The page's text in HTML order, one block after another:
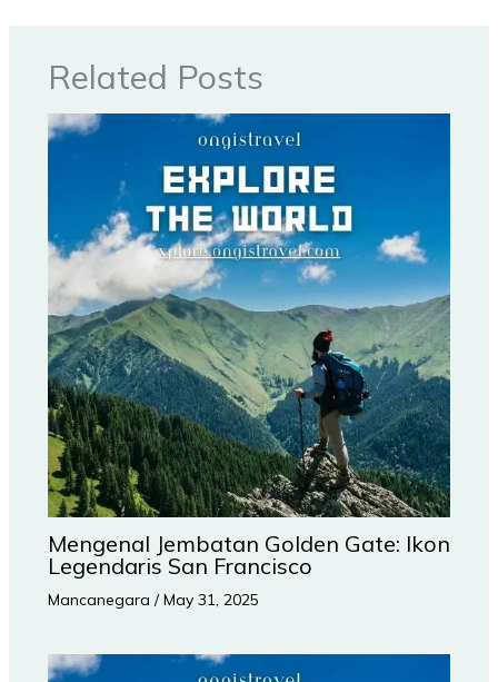
Related Posts
Mengenal Jembatan Golden Gate: Ikon
Legendaris San Francisco
Mancanegara /May 31, 2025